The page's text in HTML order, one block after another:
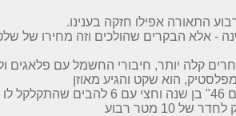
- אלא הבקרים שהולכים וזה מחירו של
3. לפני הסטאר היה סמיקום 46" בן שנה
10 מטר רבוע